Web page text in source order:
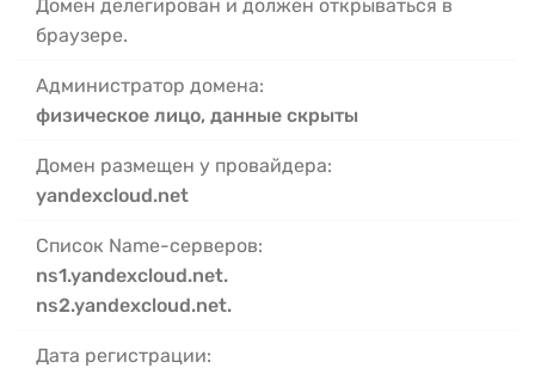
Домен делегирован и должен открываться в
браузере.
Администратор домена:
физическое лицо, данные скрыты
Домен размещен у провайдера:
yandexcloud.net
Список Name-серверов:
ns1.yandexcloud.net.
ns2.yandexcloud.net.
Дата регистрации: